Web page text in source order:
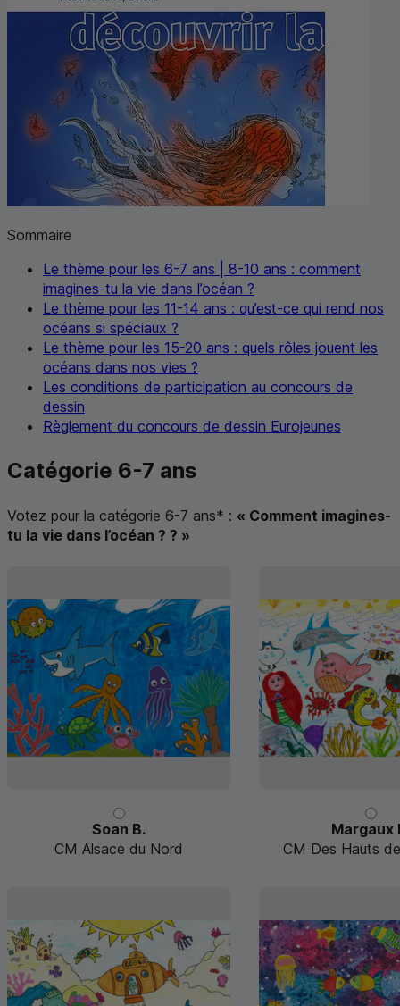
Sommaire
Le thème pour les 6-7 ans | 8-10 ans : comment
imagines-tu la vie dans l’océan ?
Le thème pour les 11-14 ans : qu’est-ce qui rend nos
océans si spéciaux ?
Le thème pour les 15-20 ans : quels rôles jouent les
océans dans nos vies ?
Les conditions de participation au concours de
dessin
Règlement du concours de dessin Eurojeunes
Catégorie 6-7 ans
Votez pour la catégorie 6-7 ans* : « Comment imagines-
tu la vie dans l’océan ? ? »
Soan B.
CM Alsace du Nord
Margaux
CM Des Hauts